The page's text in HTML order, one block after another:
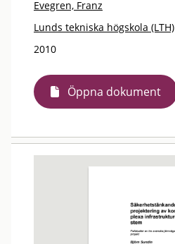
Evegren, Franz
Lunds tekniska högskola (LTH)
2010
Öppna dokument